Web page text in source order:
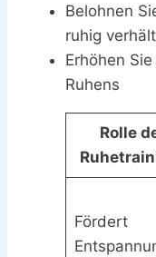
Belohnen
ruhig verhält
Erhöhen
Ruhens
Rolle
Fördert